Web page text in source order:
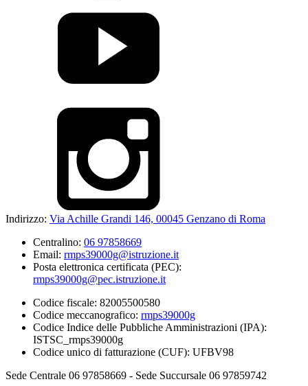
Indirizzo: Via Achille Grandi 146, 00045 Genzano di Roma
Centralino: 06 97858669
Email: rmps39000g@istruzione.it
Posta elettronica certificata (PEC):
rmps39000g@pec.istruzione.it
Codice fiscale: 82005500580
Codice meccanografico: rmps39000g
Codice Indice delle Pubbliche Amministrazioni (IPA):
ISTSC_rmps39000g
Codice unico di fatturazione (CUF): UFBV98
Sede Centrale 06 97858669 - Sede Succursale 06 97859742